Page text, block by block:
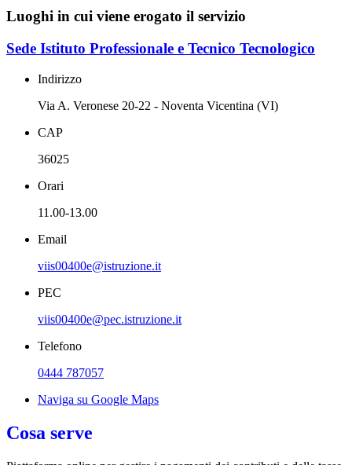
Luoghi in cui viene erogato il servizio
Sede Istituto Professionale e Tecnico Tecnologico
Indirizzo
Via A. Veronese 20-22 - Noventa Vicentina (VI)
CAP
36025
Orari
11.00-13.00
Email
viis00400e@istruzione.it
PEC
viis00400e@pec.istruzione.it
Telefono
0444 787057
Naviga su Google Maps
Cosa serve